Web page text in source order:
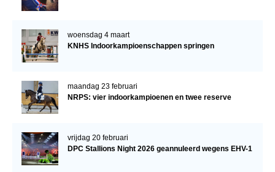
woensdag 4 maart
KNHS Indoorkampioenschappen springen
maandag 23 februari
NRPS: vier indoorkampioenen en twee reserve
vrijdag 20 februari
DPC Stallions Night 2026 geannuleerd wegens EHV-1